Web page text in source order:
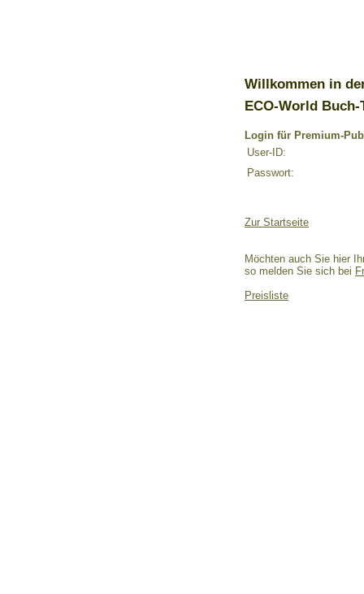
Willkommen in
ECO-World Buch-
Login für Premium-
User-ID:
Passwort:
Zur Startseite
Möchten auch Sie hier
so melden Sie sich bei
Preisliste